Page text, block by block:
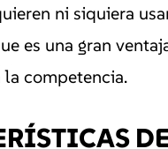
ni siquiera
es una gran
competencia.